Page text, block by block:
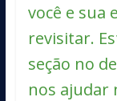
você e sua
revisitar.
seção no
nos ajudar